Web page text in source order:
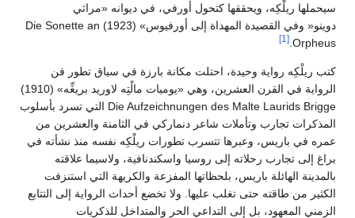
سيحملها ريلْكِه، ويحققها كتحول أورفي، في ديوانه «مراثي
دوينو« وفي القصيدة المهداة إلى أورفيوس» (1923) Die Sonette an
Orpheus.
[1]
كتب ريلْكِه رواية وحيدة، احتلت مكانة بارزة في سياق تطور فن
الرواية في القرن العشرين، وهي «يوميات مالْتِه لاوريد بريغِّه» (1910)
Die Aufzeichnungen des Malte Laurids Brigge التي تسرد بأسلوب
المذكرات تجارب وتأملات شاعر دنماركي في الثامنة والعشرين من
عمره في باريس، وعبرها تتسرب تطورات ريلْكِه نفسه منذ نشأته في
براغ إلى تجارب رحلاته إلى روسيا واسكندنافية، ولاسيما علاقته
بالمدينة الهائلة باريس، بلحظاتها المفزعة والكريهة التي استنزفت
الكثير من طاقته حتى تغلب عليها. ولا تخضع أحداث الرواية إلى التتابع
الزمني المعهود، بل إلى التداعي الحر والمتداخل للذكريات